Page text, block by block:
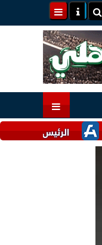
السيسي وملك البحرين